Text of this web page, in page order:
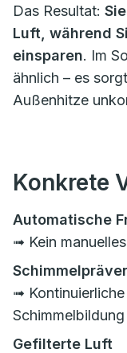
Das Resultat:
Luft, während
einsparen. Im
ähnlich – es
Außenhitze
Konkrete
Automatische
➟ Kein
➟
Schimmelbildung
Gefilterte Luft